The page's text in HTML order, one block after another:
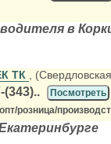
в
ТК ,
(343)..
Посмотреть
розница/